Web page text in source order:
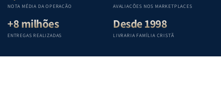
NOTA MÉDIA DA OPERAÇÃO AVALIAÇÕES NOS MARKETPLACES
+8 milhões
ENTREGAS REALIZADAS
Desde 1998
LIVRARIA FAMÍLIA CRISTÃ